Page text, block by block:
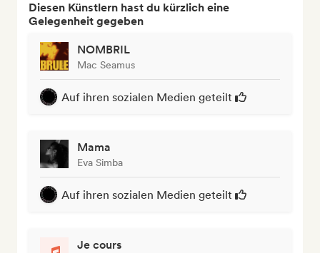
Diesen Künstlern hast du kürzlich eine
Gelegenheit gegeben
NOMBRIL
Mac Seamus
Auf ihren sozialen Medien geteilt
Mama
Eva Simba
Auf ihren sozialen Medien geteilt
Je cours